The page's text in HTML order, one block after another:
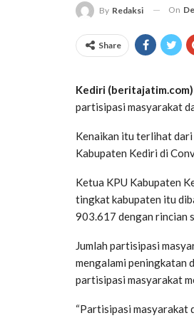
By Redaksi On
Share
Kediri (beritajatim.com)
partisipasi masyarakat
Kenaikan itu terlihat dari
Kabupaten Kediri di
Ketua KPU Kabupaten
tingkat kabupaten itu
903.617 dengan rincian
Jumlah partisipasi
mengalami peningkatan
partisipasi masyarakat
“Partisipasi masyarakat